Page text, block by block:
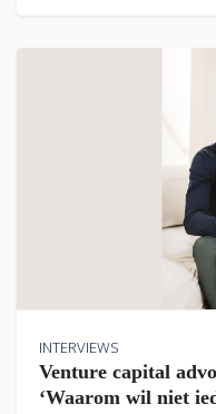
INTERVIEWS
Venture capital
‘Waarom wil niet